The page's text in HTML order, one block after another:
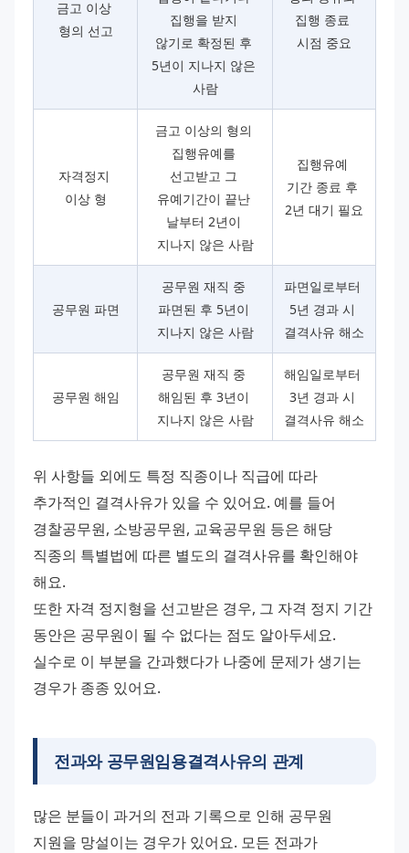
금고 이상
형의 선고
집행을 받지
않기로 확정된 후
5년이 지나지 않은
사람
집행 종료
시점 중요
자격정지
이상 형
금고 이상의 형의
집행유예를
선고받고 그
유예기간이 끝난
날부터 2년이
지나지 않은 사람
집행유예
기간 종료 후
2년 대기 필요
공무원 파면
공무원 재직 중
파면된 후 5년이
지나지 않은 사람
파면일로부터
5년 경과 시
결격사유 해소
공무원 해임
공무원 재직 중
해임된 후 3년이
지나지 않은 사람
해임일로부터
3년 경과 시
결격사유 해소
위 사항들 외에도 특정 직종이나 직급에 따라
추가적인 결격사유가 있을 수 있어요. 예를 들어
경찰공무원, 소방공무원, 교육공무원 등은 해당
직종의 특별법에 따른 별도의 결격사유를 확인해야
해요.
또한 자격 정지형을 선고받은 경우, 그 자격 정지 기간
동안은 공무원이 될 수 없다는 점도 알아두세요.
실수로 이 부분을 간과했다가 나중에 문제가 생기는
경우가 종종 있어요.
전과와 공무원임용결격사유의 관계
많은 분들이 과거의 전과 기록으로 인해 공무원
지원을 망설이는 경우가 있어요. 모든 전과가